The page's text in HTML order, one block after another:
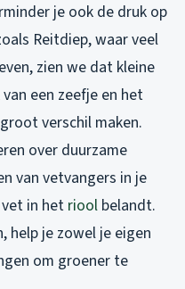
je ook de druk op
Reitdiep, waar veel
zien we dat kleine
een zeefje en het
verschil maken.
over duurzame
van vetvangers in je
in hetriool belandt.
help je zowel je eigen
om groener te